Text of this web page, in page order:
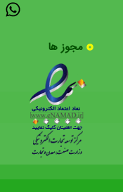
مجوز ها